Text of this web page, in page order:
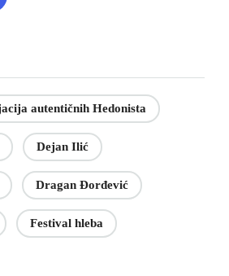
autentičnih Hedonista
Dejan Ilić
Dragan Đorđević
Festival hleba